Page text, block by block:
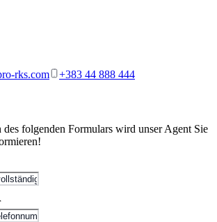
rks.com +383 44 888 444
folgenden Formulars wird unser Agent Sie